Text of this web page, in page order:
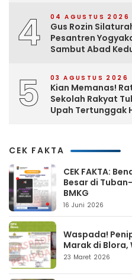
4 04 AGUSTUS 2026
Gus Rozin
Pesantren
Sambut Abad
5 03 AGUSTUS 2026
Kian Memanas!
Sekolah Rakyat
Upah Tertunggak
CEK FAKTA
CEK FAKTA:
Besar di
BMKG
16 Juni 2026
Waspada!
Marak di
23 Maret 2026